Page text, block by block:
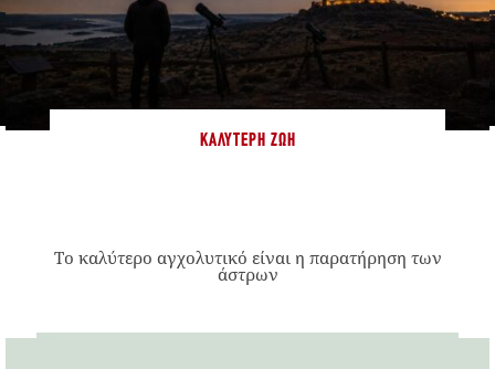
ΚΑΛΎΤΕΡΗ ΖΩΉ
Το καλύτερο αγχολυτικό είναι η παρατήρηση των
άστρων